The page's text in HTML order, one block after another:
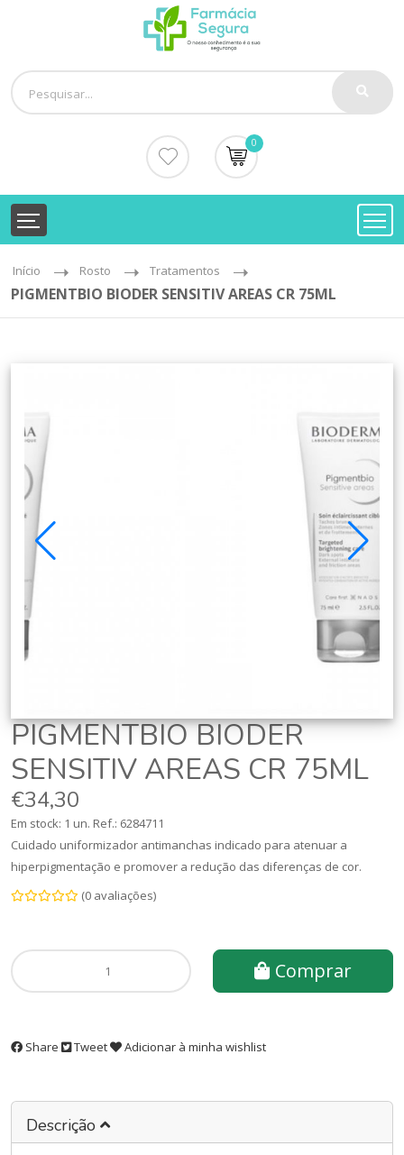
0
Início Rosto Tratamentos
PIGMENTBIO BIODER SENSITIV AREAS CR 75ML
PIGMENTBIO BIODER
SENSITIV AREAS CR 75ML
€34,30
Em stock: 1 un. Ref.: 6284711
Cuidado uniformizador antimanchas indicado para atenuar a
hiperpigmentação e promover a redução das diferenças de cor.
(0 avaliações)
Comprar
Share Tweet Adicionar à minha wishlist
Descrição